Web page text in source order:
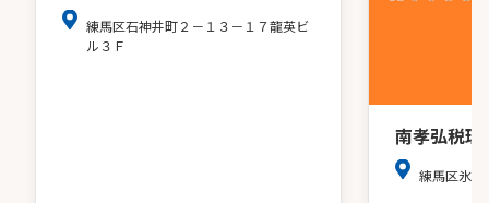
練馬区石神井町２－１３－１７龍英ビ
ル３Ｆ
南孝弘税理
練馬区氷川